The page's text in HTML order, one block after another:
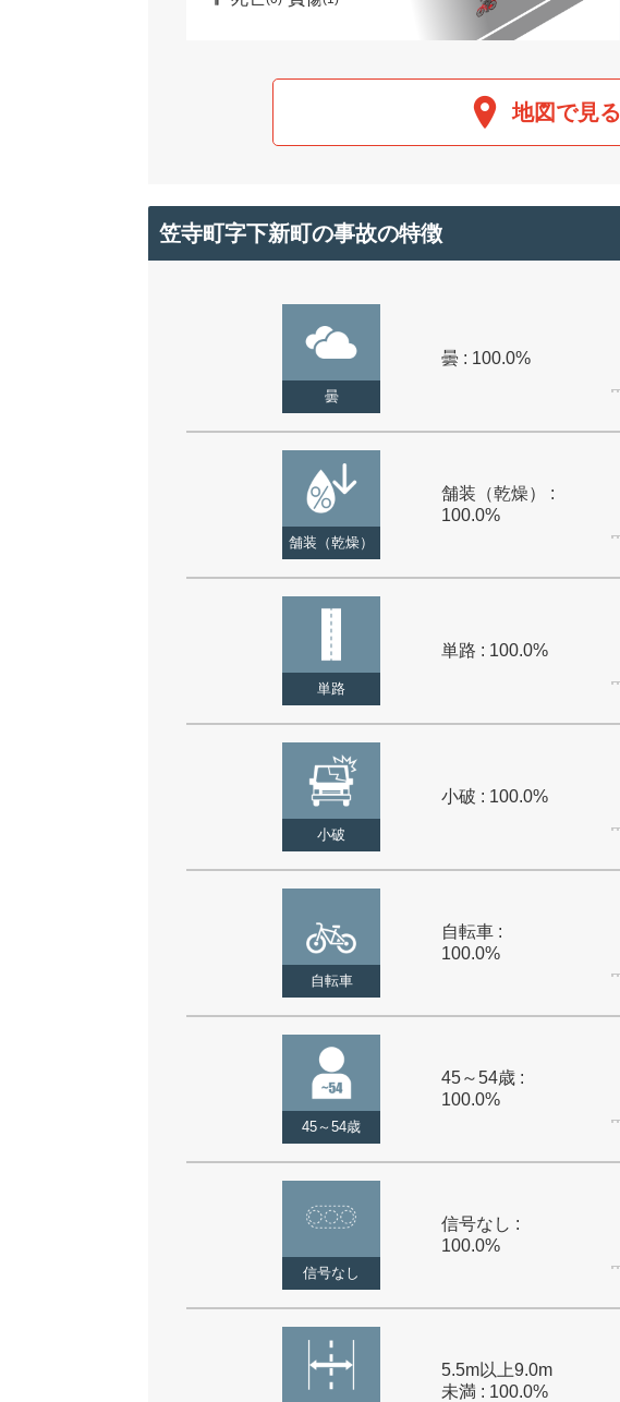
地図で見る
笠寺町字下新町の事故の特徴
曇
曇 : 100.0%
舗装（乾燥）
舗装（乾燥） :
100.0%
単路
単路 : 100.0%
小破
小破 : 100.0%
自転車
自転車 :
100.0%
45～54歳
45～54歳 :
100.0%
信号なし
信号なし :
100.0%
5.5m以上9.0m
未満 : 100.0%